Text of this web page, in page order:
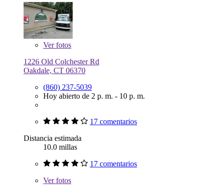
Verfotos
1226 Old Colchester Rd
Oakdale, CT 06370
(860) 237-5039
Hoy abierto de 2 p. m. - 10 p. m.
17 comentarios
Distancia estimada
10.0 millas
17 comentarios
Verfotos